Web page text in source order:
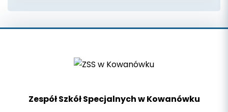
Zespół Szkół Specjalnych w Kowanówku